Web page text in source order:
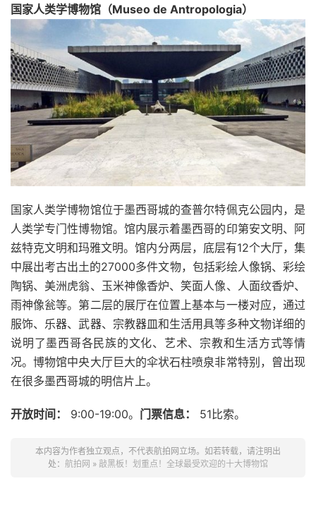
国家人类学博物馆（Museo de Antropologia）
国家人类学博物馆位于墨西哥城的查普尔特佩克公园内，是
人类学专门性博物馆。馆内展示着墨西哥的印第安文明、阿
兹特克文明和玛雅文明。馆内分两层，底层有12个大厅，集
中展出考古出土的27000多件文物，包括彩绘人像锅、彩绘
陶锅、美洲虎翁、玉米神像香炉、笑面人像、人面纹香炉、
雨神像瓮等。第二层的展厅在位置上基本与一楼对应，通过
服饰、乐器、武器、宗教器皿和生活用具等多种文物详细的
说明了墨西哥各民族的文化、艺术、宗教和生活方式等情
况。博物馆中央大厅巨大的伞状石柱喷泉非常特别，曾出现
在很多墨西哥城的明信片上。
开放时间： 9:00-19:00。 门票信息： 51比索。
本内容为作者独立观点，不代表航拍网立场。如若转载，请注明出
处： 航拍网 » 敲黑板！划重点！全球最受欢迎的十大博物馆